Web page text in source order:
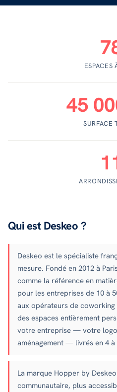
ESPACES
45
SURFACE
Qui est Deskeo ?
Deskeo est le spécialiste
mesure. Fondé en 2012 à
comme la référence en
pour les entreprises de 10 à
aux opérateurs de
des espaces entièrement
votre entreprise — votre
aménagement — livrés en 4 à
La marque Hopper by
communautaire, plus